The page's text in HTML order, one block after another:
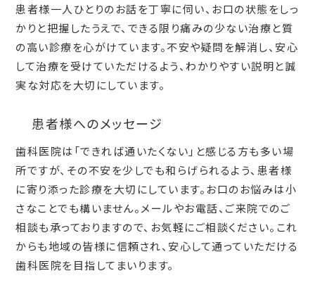
患者様一人ひとりのお話を丁寧に伺い、お口の状態をしっ
かりと把握したうえで、できる限り痛みの少ない治療と質
の高い診療を心がけています。不安や疑問を解消し、安心
して治療を受けていただけるよう、わかりやすい説明と誠
実な対応を大切にしています。
患者様へのメッセージ
歯科医院は「できれば通いたくない」と感じる方も多い場
所ですが、その不安を少しでも和らげられるよう、患者様
に寄り添った診療を大切にしています。お口のお悩みは小
さなことでも構いません。メールやお電話、ご来院でのご
相談も承っておりますので、お気軽にご相談ください。これ
からも地域の皆様に信頼され、安心して通っていただける
歯科医院を目指してまいります。